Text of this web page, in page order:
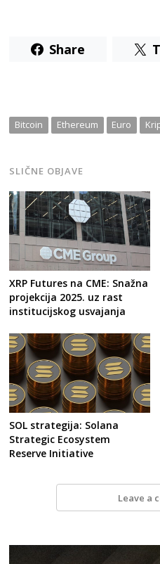
Share
Bitcoin Ethereum Euro
SLIČNE OBJAVE
XRP Futures na CME: Snažna
projekcija 2025. uz rast
institucijskog usvajanja
SOL strategija: Solana
Strategic Ecosystem
Reserve Initiative
Leave a